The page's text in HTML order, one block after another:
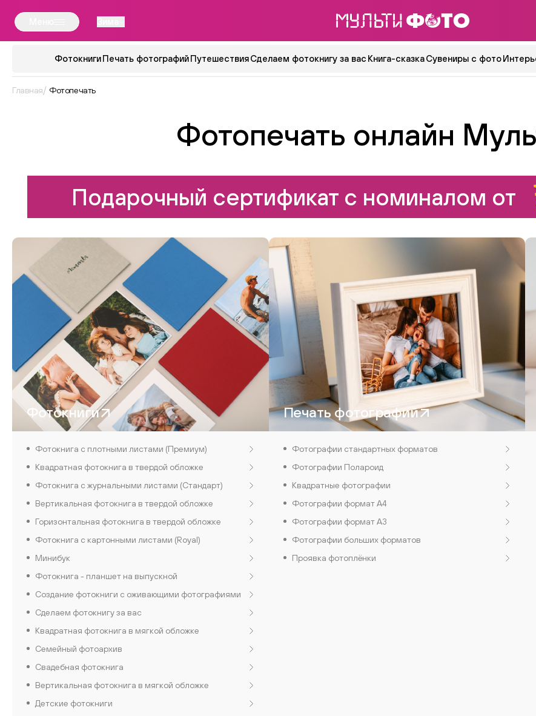
Фотокниги Печать фотографий Путешествия Сделаем фотокнигу за вас Книга-сказка Сувениры с фото
Главная Фотопечать
Фотопечать онлайн
Подарочный сертификат с номиналом от
Фотокниги
Фотокнига с плотными листами (Премиум)
Квадратная фотокнига в твердой обложке
Фотокнига с журнальными листами (Стандарт)
Вертикальная фотокнига в твердой обложке
Горизонтальная фотокнига в твердой обложке
Фотокнига с картонными листами (Royal)
Минибук
Фотокнига - планшет на выпускной
Создание фотокниги с оживающими фотографиями
Сделаем фотокнигу за вас
Квадратная фотокнига в мягкой обложке
Семейный фотоархив
Свадебная фотокнига
Вертикальная фотокнига в мягкой обложке
Детские фотокниги
Печать фотографий
Фотографии стандартных форматов
Фотографии Полароид
Квадратные фотографии
Фотографии формат А4
Фотографии формат А3
Фотографии больших форматов
Проявка фотоплёнки